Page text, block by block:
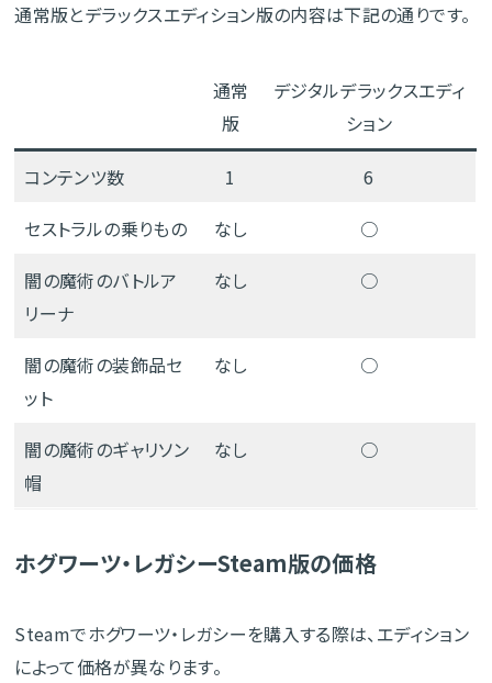
通常版とデラックスエディション版の内容は下記の通りです。
通常
版
デジタルデラックスエディ
ション
コンテンツ数 1
6
セストラルの乗りもの
なし
○
闇の魔術のバトルア
リーナ
なし ○
闇の魔術の装飾品セ
ット
なし ○
闇の魔術のギャリソン
帽
なし ○
ホグワーツ・レガシーSteam版の価格
Steamでホグワーツ・レガシーを購入する際は、エディション
によって価格が異なります。